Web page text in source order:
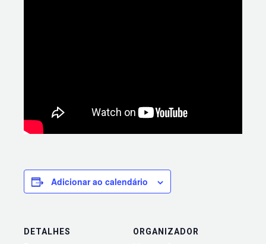
Adicionar ao calendário
DETALHES ORGANIZADOR